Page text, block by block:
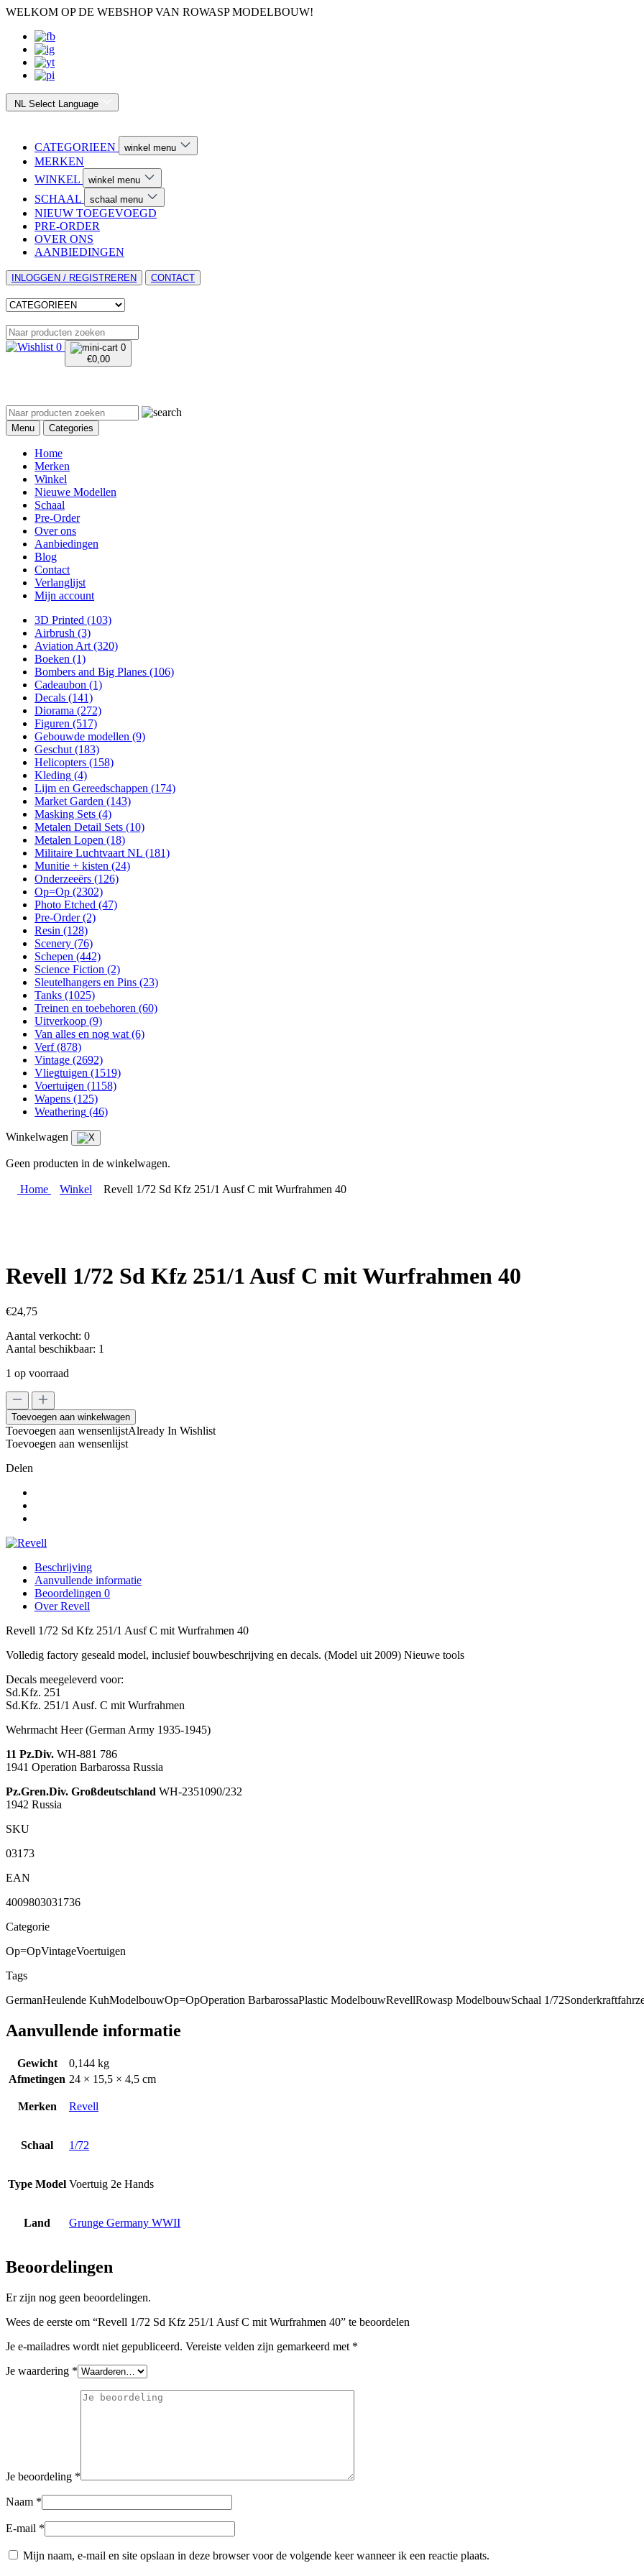
WELKOM OP DE WEBSHOP VAN ROWASP MODELBOUW!
NL Select Language
CATEGORIEEN winkel menu
MERKEN
WINKEL
winkel menu
SCHAAL schaal menu
NIEUW TOEGEVOEGD
PRE-ORDER
OVER ONS
AANBIEDINGEN
INLOGGEN / REGISTREREN CONTACT
0
0
€0,00
Menu Categories
Home
Merken
Winkel
Nieuwe Modellen
Schaal
Pre-Order
Over ons
Aanbiedingen
Blog
Contact
Verlanglijst
Mijn account
3D Printed (103)
Airbrush (3)
Aviation Art (320)
Boeken (1)
Bombers and Big Planes (106)
Cadeaubon (1)
Decals (141)
Diorama (272)
Figuren (517)
Gebouwde modellen (9)
Geschut (183)
Helicopters (158)
Kleding (4)
Lijm en Gereedschappen (174)
Market Garden (143)
Masking Sets (4)
Metalen Detail Sets (10)
Metalen Lopen (18)
Militaire Luchtvaart NL (181)
Munitie + kisten (24)
Onderzeeërs (126)
Op=Op (2302)
Photo Etched (47)
Pre-Order (2)
Resin (128)
Scenery (76)
Schepen (442)
Science Fiction (2)
Sleutelhangers en Pins (23)
Tanks (1025)
Treinen en toebehoren (60)
Uitverkoop (9)
Van alles en nog wat (6)
Verf (878)
Vintage (2692)
Vliegtuigen (1519)
Voertuigen (1158)
Wapens (125)
Weathering (46)
Winkelwagen
Geen producten in de winkelwagen.
Home Winkel Revell 1/72 Sd Kfz 251/1 Ausf C mit Wurfrahmen 40
Revell 1/72 Sd Kfz 251/1 Ausf C mit Wurfrahmen 40
€24,75
Aantal verkocht: 0
Aantal beschikbaar: 1
1 op voorraad
Revell
1/72
Sd
Kfz
251/1
C
Toevoegen aan winkelwagen
Toevoegen aan wensenlijstAlready In Wishlist
Toevoegen aan wensenlijst
Delen
Beschrijving
Aanvullende informatie
Beoordelingen 0
Over Revell
Revell 1/72 Sd Kfz 251/1 Ausf C mit Wurfrahmen 40
Volledig factory geseald model, inclusief bouwbeschrijving en decals. (Model uit 2009) Nieuwe tools
Decals meegeleverd voor:
Sd.Kfz. 251
Sd.Kfz. 251/1 Ausf. C mit Wurfrahmen
Wehrmacht Heer(German Army 1935-1945)
11 Pz.Div. WH-881 786
1941 Operation Barbarossa Russia
Pz.Gren.Div. Großdeutschland WH-2351090/232
1942 Russia
SKU
03173
EAN
4009803031736
Categorie
Op=OpVintageVoertuigen
Tags
GermanHeulende KuhModelbouwOp=OpOperation BarbarossaPlastic ModelbouwRevellRowasp ModelbouwSchaal 1/72
Aanvullende informatie
Gewicht
0,144 kg
Afmetingen 24 × 15,5 × 4,5 cm
Merken Revell
Schaal 1/72
Type Model Voertuig 2e Hands
Land Grunge Germany WWII
Beoordelingen
Er zijn nog geen beoordelingen.
Wees de eerste om “Revell 1/72 Sd Kfz 251/1 Ausf C mit Wurfrahmen 40” te beoordelen
Je e-mailadres wordt niet gepubliceerd. Vereiste velden zijn gemarkeerd met *
Je waardering *
Je beoordeling *
Naam *
E-mail *
Mijn naam, e-mail en site opslaan in deze browser voor de volgende keer wanneer ik een reactie plaats.